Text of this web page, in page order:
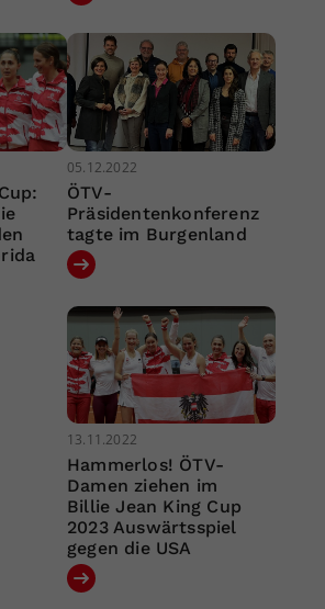
05.12.2022
ÖTV-
Präsidentenkonferenz
tagte im Burgenland
13.11.2022
Hammerlos! ÖTV-
Damen ziehen im
Billie Jean King Cup
2023 Auswärtsspiel
gegen die USA